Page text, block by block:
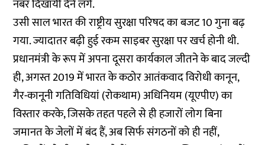
नंबर दिखायी देने लगे.
उसी साल भारत की राष्ट्रीय सुरक्षा परिषद का बजट 10 गुना बढ़
गया. ज्यादातर बढ़ी हुई रकम साइबर सुरक्षा पर खर्च होनी थी.
प्रधानमंत्री के रूप में अपना दूसरा कार्यकाल जीतने के बाद जल्दी
ही, अगस्त 2019 में भारत के कठोर आतंकवाद विरोधी कानून,
गैर-कानूनी गतिविधियां (रोकथाम) अधिनियम (यूएपीए) का
विस्तार करके, जिसके तहत पहले से ही हजारों लोग बिना
जमानत के जेलों में बंद हैं, अब सिर्फ संगठनों को ही नहीं,